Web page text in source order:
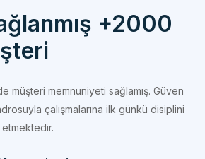
müşteri memnuniyeti sağlamış. Güven